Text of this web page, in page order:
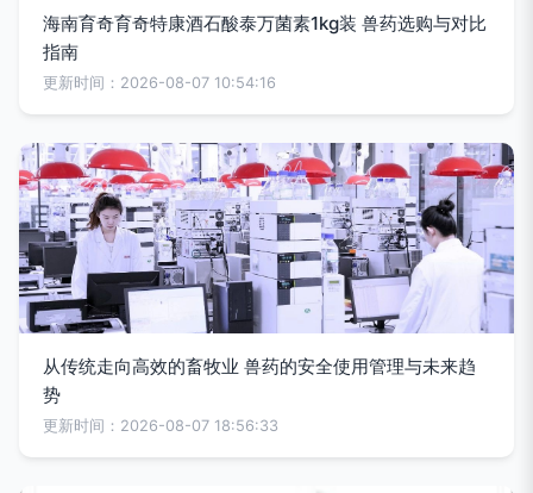
海南育奇育奇特康酒石酸泰万菌素1kg装 兽药选购与对比
指南
更新时间：2026-08-07 10:54:16
从传统走向高效的畜牧业 兽药的安全使用管理与未来趋
势
更新时间：2026-08-07 18:56:33